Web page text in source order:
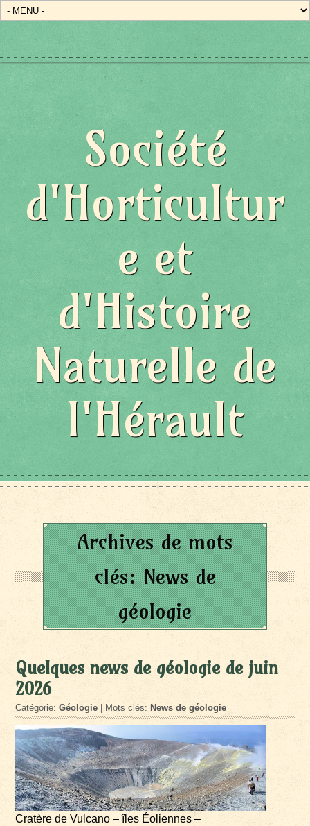
Société
d'Horticultur
e et
d'Histoire
Naturelle de
l'Hérault
Archives de mots
clés:News de
géologie
Quelques news de géologie de juin
2026
Catégorie:Géologie | Mots clés: News de géologie
Cratère de Vulcano – îles Éoliennes –